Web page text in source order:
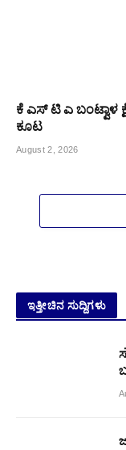
ಕೆ ಎಸ್ ಟಿ ಎ ಬಂಟ್ವಾಳ
ಕೂಟ
August 2, 2026
ಇತ್ತೀಚಿನ ಸುದ್ದಿಗಳು